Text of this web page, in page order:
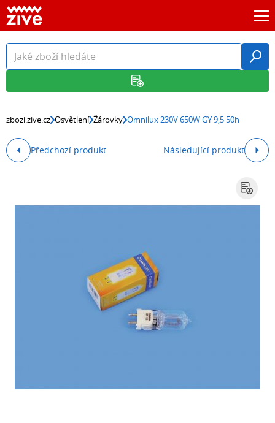
zbozi.zive.cz Osvětlení Žárovky Omnilux 230V 650W GY 9,5 50h
Předchozí produkt Následující produkt